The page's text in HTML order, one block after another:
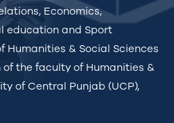
Economics,
education and Sport
Humanities & Social Sciences
the faculty of Humanities &
of Central Punjab (UCP),